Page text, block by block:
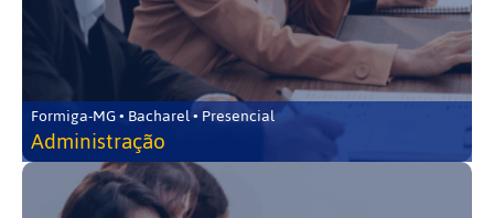
Formiga-MG • Bacharel • Presencial
Administração